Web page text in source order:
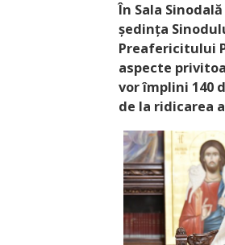
În Sala
ședința
Preafericitului
aspecte
vor împlini 140
de la ridicarea